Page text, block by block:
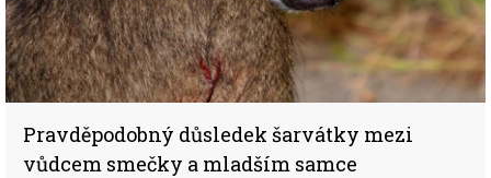
Pravděpodobný důsledek šarvátky mezi
vůdcem smečky a mladším samce